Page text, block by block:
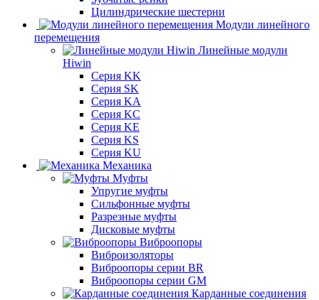
Цилиндрические шестерни
Модули линейного
перемещения
Линейные модули
Hiwin
Серия KK
Серия SK
Серия KA
Серия KC
Серия KE
Серия KS
Серия KU
Механика
Муфты
Упругие муфты
Сильфонные муфты
Разрезные муфты
Дисковые муфты
Виброопоры
Виброизоляторы
Виброопоры серии BR
Виброопоры серии GM
Карданные соединения